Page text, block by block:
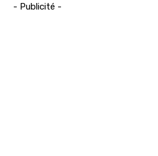
- Publicité -